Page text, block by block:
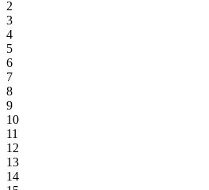
2
3
4
5
6
7
8
9
10
11
12
13
14